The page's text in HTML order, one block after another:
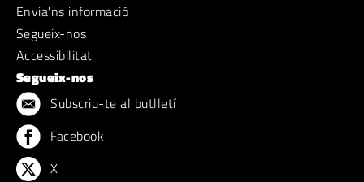
Envia'ns informació
Segueix-nos
Accessibilitat
Segueix-nos
Subscriu-te al butlletí
Facebook
X